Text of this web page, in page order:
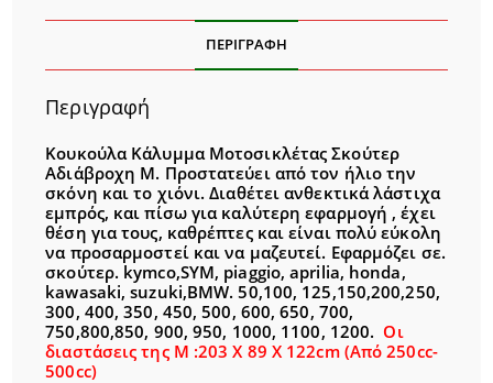
ΠΕΡΙΓΡΑΦΉ
Περιγραφή
Κουκούλα Κάλυμμα Μοτοσικλέτας Σκούτερ
Αδιάβροχη M. Προστατεύει από τον ήλιο την
σκόνη και το χιόνι. Διαθέτει ανθεκτικά λάστιχα
εμπρός, και πίσω για καλύτερη εφαρμογή , έχει
θέση για τους, καθρέπτες και είναι πολύ εύκολη
να προσαρμοστεί και να μαζευτεί. Εφαρμόζει σε.
σκούτερ. kymco,SYM, piaggio, aprilia, honda,
kawasaki, suzuki,BMW. 50,100, 125,150,200,250,
300, 400, 350, 450, 500, 600, 650, 700,
750,800,850, 900, 950, 1000, 1100, 1200.Οι
διαστάσεις της M :203 X 89 X 122cm (Από 250cc-
500cc)